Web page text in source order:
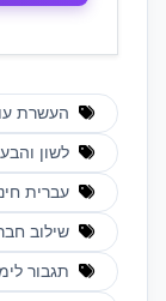
העשרת
לשון
עברית
שילוב
תגבור